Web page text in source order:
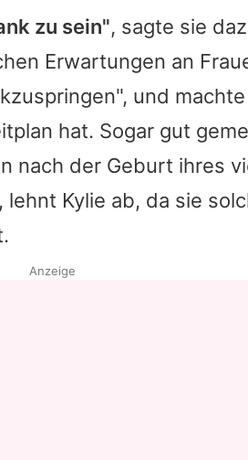
zu sein", sagte sie
Erwartungen an
und
hat. Sogar gut
nach der Geburt ihres
lehnt Kylie ab, da sie
Anzeige